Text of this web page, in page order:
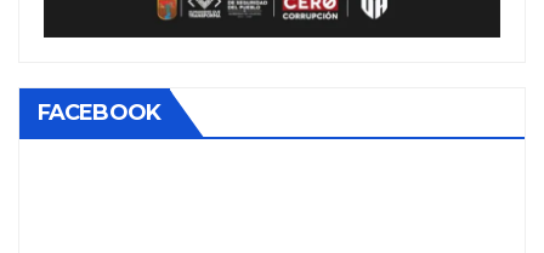
FACEBOOK